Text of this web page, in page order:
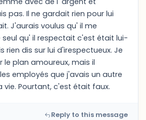
pas. Il ne gardait rien pour lui
J'aurais voulus qu' il me
seul qu' il respectait c'est était lui-
rien dis sur lui d'irespectueux. Je
le plan amoureux, mais il
employés que j'avais un autre
Pourtant, c'est était faux.
Reply to this message